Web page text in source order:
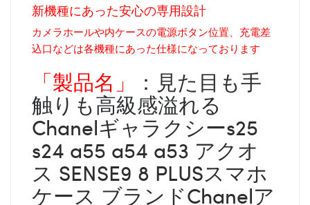
新機種にあった安心の専用設計
カメラホールや内ケースの電源ボタン位置、充電差
込口などは各機種にあった仕様になっております
「製品名」 ：見た目も手
触りも高級感溢れる
Chanelギャラクシーs25
s24 a55 a54 a53 アクオ
ス SENSE9 8 PLUSスマホ
ケース ブランドChanelア